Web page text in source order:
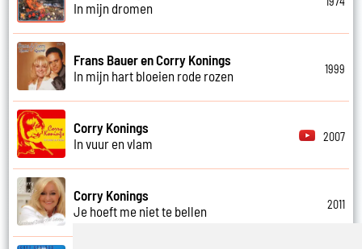
In mijn dromen
Frans Bauer en Corry Konings
In mijn hart bloeien rode rozen
1999
Corry Konings
In vuur en vlam
2007
Corry Konings
Je hoeft me niet te bellen
2011